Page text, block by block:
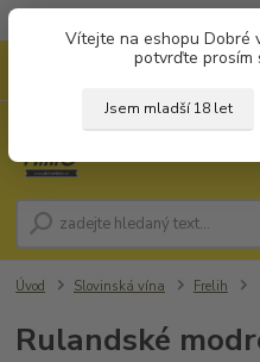
Vítejte na eshopu Dobré
potvrďte prosím
Jsem mladší 18 let
Úvod Slovinská vína Frelih
Rulandské